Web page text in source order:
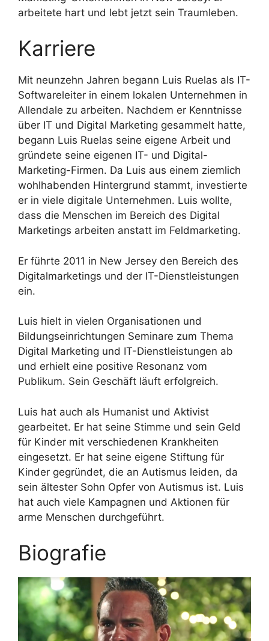
arbeitete hart und lebt jetzt sein Traumleben.
Karriere
Mit neunzehn Jahren begann Luis Ruelas als IT-
Softwareleiter in einem lokalen Unternehmen in
Allendale zu arbeiten. Nachdem er Kenntnisse
über IT und Digital Marketing gesammelt hatte,
begann Luis Ruelas seine eigene Arbeit und
gründete seine eigenen IT- und Digital-
Marketing-Firmen. Da Luis aus einem ziemlich
wohlhabenden Hintergrund stammt, investierte
er in viele digitale Unternehmen. Luis wollte,
dass die Menschen im Bereich des Digital
Marketings arbeiten anstatt im Feldmarketing.
Er führte 2011 in New Jersey den Bereich des
Digitalmarketings und der IT-Dienstleistungen
ein.
Luis hielt in vielen Organisationen und
Bildungseinrichtungen Seminare zum Thema
Digital Marketing und IT-Dienstleistungen ab
und erhielt eine positive Resonanz vom
Publikum. Sein Geschäft läuft erfolgreich.
Luis hat auch als Humanist und Aktivist
gearbeitet. Er hat seine Stimme und sein Geld
für Kinder mit verschiedenen Krankheiten
eingesetzt. Er hat seine eigene Stiftung für
Kinder gegründet, die an Autismus leiden, da
sein ältester Sohn Opfer von Autismus ist. Luis
hat auch viele Kampagnen und Aktionen für
arme Menschen durchgeführt.
Biografie